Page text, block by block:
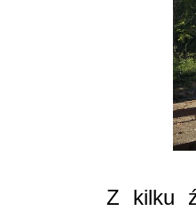
Z kilku